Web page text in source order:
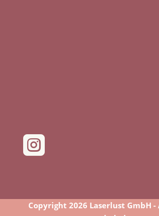

Copyright 2026 Laserlust GmbH -